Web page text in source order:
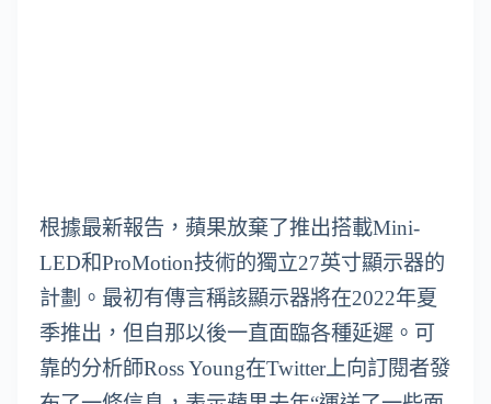
根據最新報告，蘋果放棄了推出搭載Mini-
LED和ProMotion技術的獨立27英寸顯示器的
計劃。最初有傳言稱該顯示器將在2022年夏
季推出，但自那以後一直面臨各種延遲。可
靠的分析師Ross Young在Twitter上向訂閱者發